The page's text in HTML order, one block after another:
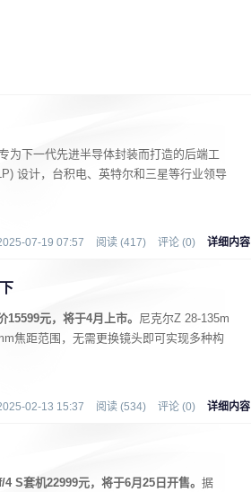
为下一代先进半导体封装而打造的后端工
设计， 台积电、英特尔和三星等行业领导
07-19 07:57 阅读 (417) 评论 (0) 详细内容
元，将于4月上市。 尼克尔Z 28-135m
焦距范围，无需更换镜头即可实现多种构
02-13 15:37 阅读 (534) 评论 (0) 详细内容
S套机22999元，将于6月25日开售。 据